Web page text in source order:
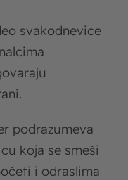
svakodnevice
podrazumeva
koja se smeši
i odraslima